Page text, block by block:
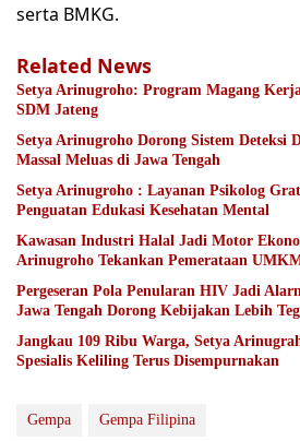
serta BMKG.
Related News
Setya Arinugroho: Program Magang
SDM Jateng
Setya Arinugroho Dorong Sistem Deteksi
Massal Meluas di Jawa Tengah
Setya Arinugroho : Layanan Psikolog
Penguatan Edukasi Kesehatan Mental
Kawasan Industri Halal Jadi Motor
Arinugroho Tekankan Pemerataan
Pergeseran Pola Penularan HIV Jadi
Jawa Tengah Dorong Kebijakan Lebih
Jangkau 109 Ribu Warga, Setya
Spesialis Keliling Terus Disempurnakan
Gempa Gempa Filipina